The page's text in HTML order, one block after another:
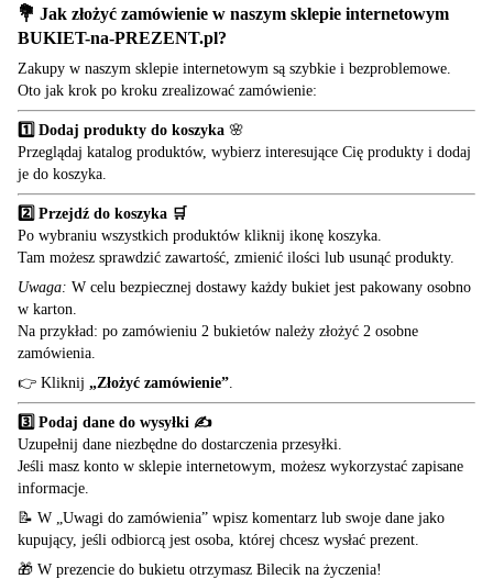
💐 Jak złożyć zamówienie w naszym sklepie internetowym
BUKIET-na-PREZENT.pl?
Zakupy w naszym sklepie internetowym są szybkie i bezproblemowe.
Oto jak krok po kroku zrealizować zamówienie:
1️⃣ Dodaj produkty do koszyka 🌸
Przeglądaj katalog produktów, wybierz interesujące Cię produkty i dodaj
je do koszyka.
2️⃣ Przejdź do koszyka 🛒
Po wybraniu wszystkich produktów kliknij ikonę koszyka.
Tam możesz sprawdzić zawartość, zmienić ilości lub usunąć produkty.
Uwaga: W celu bezpiecznej dostawy każdy bukiet jest pakowany osobno
w karton.
Na przykład: po zamówieniu 2 bukietów należy złożyć 2 osobne
zamówienia.
👉 Kliknij „Złożyć zamówienie”
3️⃣ Podaj dane do wysyłki ✍️
Uzupełnij dane niezbędne do dostarczenia przesyłki.
Jeśli masz konto w sklepie internetowym, możesz wykorzystać zapisane
informacje.
📝 W „Uwagi do zamówienia” wpisz komentarz lub swoje dane jako
kupujący, jeśli odbiorcą jest osoba, której chcesz wysłać prezent.
🎁 W prezencie do bukietu otrzymasz Bilecik na życzenia!